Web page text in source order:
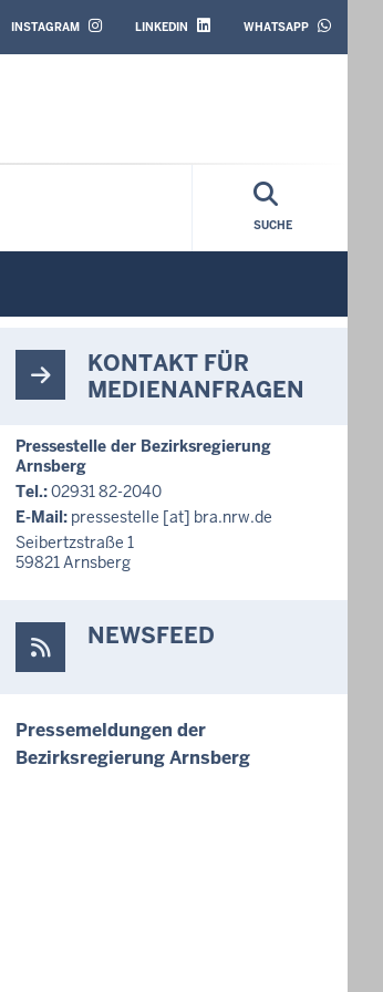
MEDIA
INSTAGRAM LINKEDIN WHATSAPP
SUCHE
KONTAKT FÜR
MEDIENANFRAGEN
Pressestelle der Bezirksregierung
Arnsberg
Tel.:02931 82-2040
E-Mail: pressestelle [at] bra.nrw.de
Seibertzstraße 1
59821Arnsberg
NEWSFEED
Pressemeldungen der
Bezirksregierung Arnsberg